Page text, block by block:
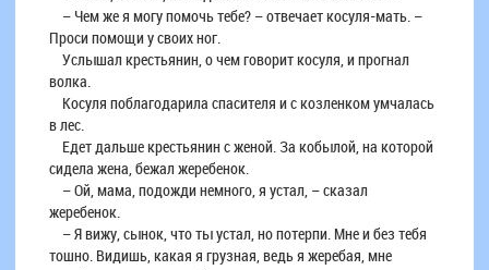
– Чем же я могу помочь тебе? – отвечает косуля-мать. –
Проси помощи у своих ног.
Услышал крестьянин, о чем говорит косуля, и прогнал
волка.
Косуля поблагодарила спасителя и с козленком умчалась
в лес.
Едет дальше крестьянин с женой. За кобылой, на которой
сидела жена, бежал жеребенок.
– Ой, мама, подожди немного, я устал, – сказал
жеребенок.
– Я вижу, сынок, что ты устал, но потерпи. Мне и без тебя
тошно. Видишь, какая я грузная, ведь я жеребая, мне